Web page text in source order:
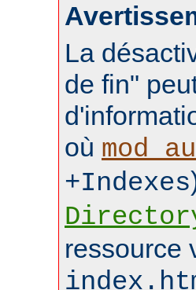
La
de fin"
où
+Indexes
ressource